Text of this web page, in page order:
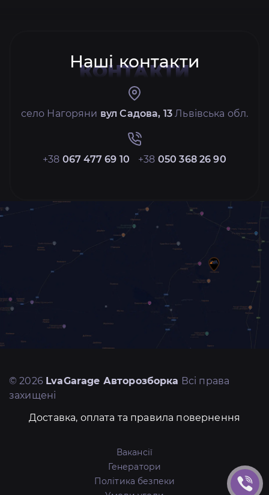
Наші контакти
КОНТАКТИ
село Нагоряни вул Садова, 13 Львівська обл.
+38 067 477 69 10 +38 050 368 26 90
© 2026 LvaGarage Авторозборка Всі права
захищені
Доставка, оплата та правила повернення
Вакансії
Генератори
Політика безпеки